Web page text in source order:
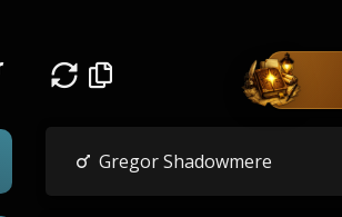
Gregor Shadowmere